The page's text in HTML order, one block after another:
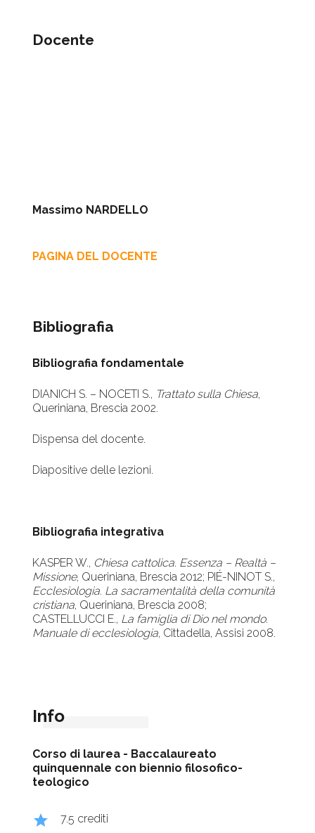
Docente
Massimo NARDELLO
PAGINA DEL DOCENTE
Bibliografia
Bibliografia fondamentale
DIANICH S. – NOCETI S., Trattato sulla Chiesa,
Queriniana, Brescia 2002.
Dispensa del docente.
Diapositive delle lezioni.
Bibliografia integrativa
KASPER W., Chiesa cattolica. Essenza – Realtà –
Missione, Queriniana, Brescia 2012; PIÉ-NINOT S.,
Ecclesiologia. La sacramentalità della comunità
cristiana, Queriniana, Brescia 2008;
CASTELLUCCI E., La famiglia di Dio nel mondo.
Manuale di ecclesiologia, Cittadella, Assisi 2008.
Info
Corso di laurea - Baccalaureato
quinquennale con biennio filosofico-
teologico
grade 7.5 crediti